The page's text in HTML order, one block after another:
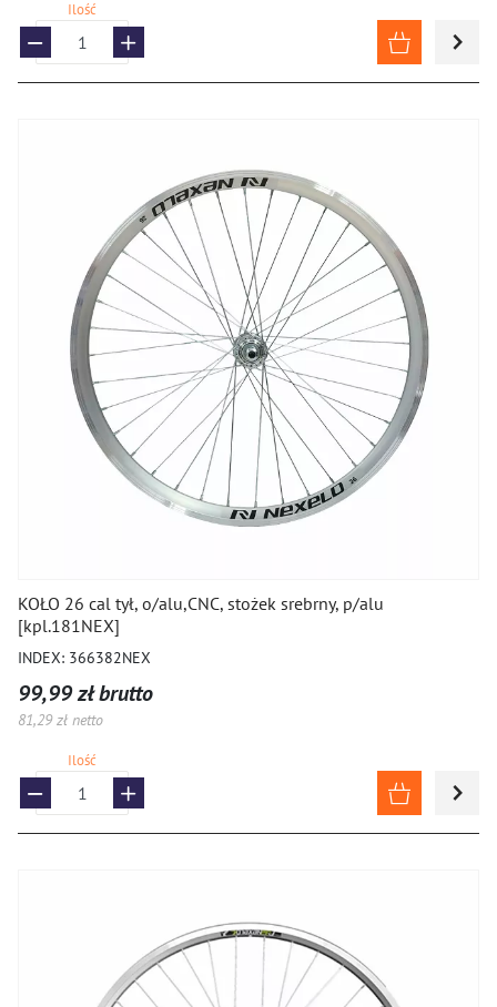
Ilość
KOŁO 26 cal tył, o/alu,CNC, stożek srebrny, p/alu
[kpl.181NEX]
INDEX: 366382NEX
99,99 zł brutto
81,29 zł netto
Ilość